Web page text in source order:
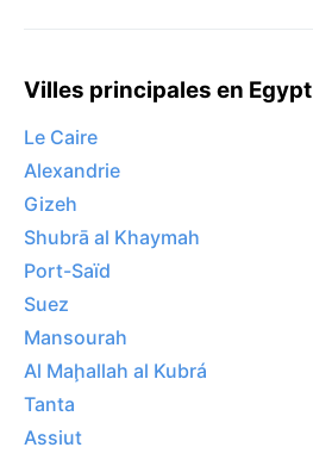
Villes principales en Egypt
Le Caire
Alexandrie
Gizeh
Shubrā al Khaymah
Port-Saïd
Suez
Mansourah
Al Maḩallah al Kubrá
Tanta
Assiut